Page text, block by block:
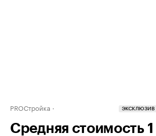
PROСтройка ЭКСКЛЮЗИВ
Средняя стоимость 1